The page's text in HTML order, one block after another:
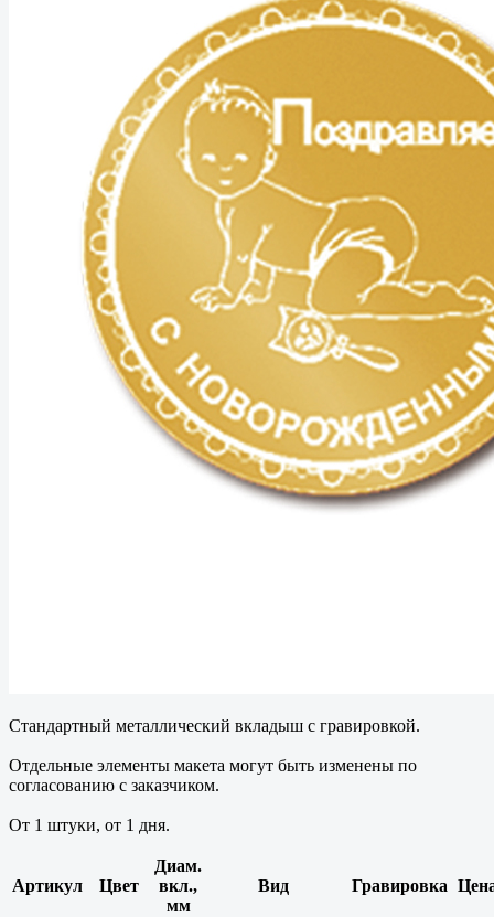
Стандартный металлический вкладыш с гравировкой.
Отдельные элементы макета могут быть изменены по
согласованию с заказчиком.
От 1 штуки, от 1 дня.
Артикул Цвет
Диам.
вкл.,
мм
Вид Гравировка